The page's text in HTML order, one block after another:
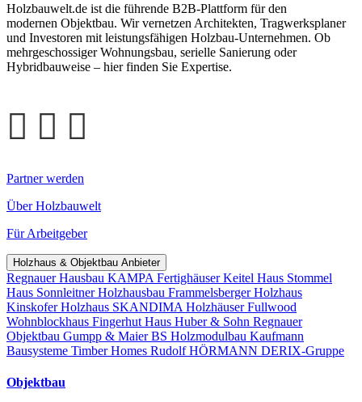
Holzbauwelt.de ist die führende B2B-Plattform für den
modernen Objektbau. Wir vernetzen Architekten, Tragwerksplaner
und Investoren mit leistungsfähigen Holzbau-Unternehmen. Ob
mehrgeschossiger Wohnungsbau, serielle Sanierung oder
Hybridbauweise – hier finden Sie Expertise.
Partner werden
Über Holzbauwelt
Für Arbeitgeber
Holzhaus & Objektbau Anbieter
Regnauer Hausbau KAMPA FertighäuserKeitel Haus Stommel
Haus Sonnleitner Holzhausbau Frammelsberger Holzhaus
Kinskofer Holzhaus SKANDIMA HolzhäuserFullwood
Wohnblockhaus Fingerhut Haus Huber & Sohn Regnauer
Objektbau Gumpp & MaierBS Holzmodulbau Kaufmann
Bausysteme Timber Homes Rudolf HÖRMANN DERIX-Gruppe
Objektbau